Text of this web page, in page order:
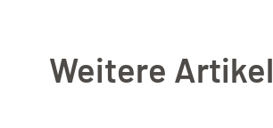
Weitere Artikel